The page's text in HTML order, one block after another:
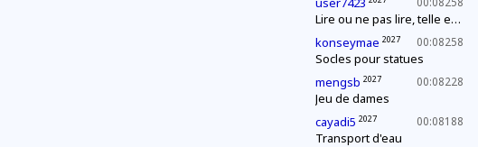
Lire ou ne pas lire, telle est la question
00:08258
konseymae 2027
Socles pour statues
00:08228
mengsb 2027
Jeu de dames
00:08188
cayadi5 2027
Transport d'eau